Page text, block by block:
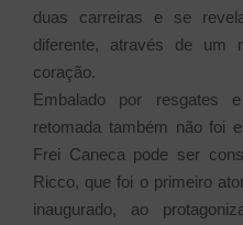
duas carreiras e se
diferente, através de um
coração.
Embalado por resgates
retomada também não foi
Frei Caneca pode ser
Ricco, que foi o primeiro
inaugurado, ao